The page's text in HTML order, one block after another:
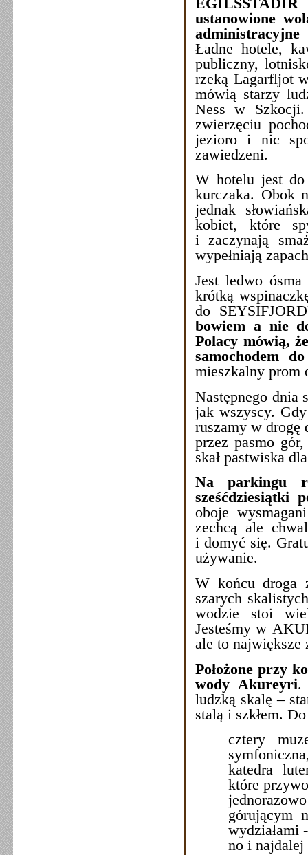
ustanowione
administracyjne
Ładne hotele,
publiczny,
rzeką Lagarfljot
mówią starzy
Ness w
zwierzęciu
jezioro i nic
zawiedzeni.
W hotelu jest do
kurczaka. Obok
jednak
kobiet, które
i zaczynają
wypełniają
Jest ledwo
krótką
do
bowiem a nie
Polacy mówią,
samochodem
mieszkalny prom
Następnego dnia
jak wszyscy.
ruszamy w drogę
przez pasmo
skał pastwiska
Na parkingu
sześćdziesiątki
oboje
zechcą ale
i domyć się.
używanie.
W końcu droga
szarych
wodzie stoi
Jesteśmy w
ale to największe
Położone przy
wody Akureyri.
ludzką skalę –
stalą i szkłem.
cztery
katedra
które
górującym
wydziałami
no i najdalej